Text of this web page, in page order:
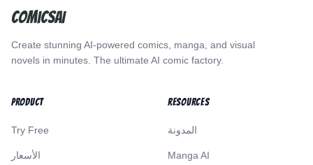
ComicsAI
Create stunning AI-powered comics, manga, and visual
novels in minutes. The ultimate AI comic factory.
PRODUCT
Try Free
الأسعار
RESOURCES
المدونة
Manga AI